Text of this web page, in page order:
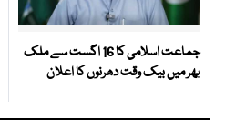
جماعت اسلامی کا 16 اگست سے ملک
بھر میں بیک وقت دھرنوں کا اعلان